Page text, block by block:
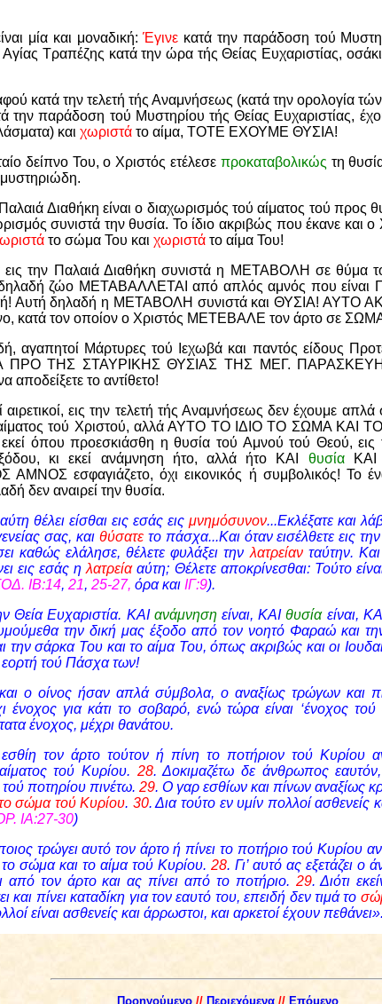
μία και μοναδική:Έγινε κατά την παράδοση τού
Αγίας Τραπέζης κατά την ώρα τής Θείας Ευχαριστίας,
κατά την τελετή τής Αναμνήσεως (κατά την ορολογία
την παράδοση τού Μυστηρίου τής Θείας Ευχαριστίας,
και χωριστά το αίμα, ΤΟΤΕ ΕΧΟΥΜΕ ΘΥΣΙΑ!
δείπνο Του, ο Χριστός ετέλεσε προκαταβολικώς τη
μυστηριώδη.
Διαθήκη είναι ο διαχωρισμός τού αίματος τού
συνιστά την θυσία. Το ίδιο ακριβώς που έκανε και ο
το σώμα Του και χωριστά το αίμα Του!
εις την Παλαιά Διαθήκη συνιστά η ΜΕΤΑΒΟΛΗ σε θύμα
ζώο ΜΕΤΑΒΑΛΛΕΤΑΙ από απλός αμνός που
Αυτή δηλαδή η ΜΕΤΑΒΟΛΗ συνιστά και ΘΥΣΙΑ! ΑΥΤΟ
κατά τον οποίον ο Χριστός ΜΕΤΕΒΑΛΕ τον άρτο σε ΣΩΜΑ
αγαπητοί Μάρτυρες τού Ιεχωβά και παντός είδους
ΠΡΟ ΤΗΣ ΣΤΑΥΡΙΚΗΣ ΘΥΣΙΑΣ ΤΗΣ ΜΕΓ.
αποδείξετε το αντίθετο!
εις την τελετή τής Αναμνήσεως δεν έχουμε
τού Χριστού, αλλά ΑΥΤΟ ΤΟ ΙΔΙΟ ΤΟ ΣΩΜΑ ΚΑΙ
εκεί όπου προεσκιάσθη η θυσία τού Αμνού τού Θεού,
κι εκεί ανάμνηση ήτο, αλλά ήτο ΚΑΙ θυσία
ΑΜΝΟΣ εσφαγιάζετο, όχι εικονικός ή συμβολικός!Το
δεν αναιρεί την θυσία.
θέλει είσθαι εις εσάς εις μνημόσυνον...Εκλέξατε και
σας, και θύσατε το πάσχα...Και όταν εισέλθετε εις
καθώς ελάλησε, θέλετε φυλάξει την λατρείαν ταύτην.
εις εσάς ηλατρείααύτη; Θέλετε αποκρίνεσθαι: Τούτο
ΙΒ:14, 21, 25-27, όρα και ΙΓ:9).
Θεία Ευχαριστία. ΚΑΙ ανάμνηση είναι, ΚΑΙθυσία είναι,
την δική μας έξοδο από τον νοητό Φαραώ και
την σάρκα Του και το αίμα Του, όπως ακριβώς και οι
εορτή τού Πάσχα των!
ο οίνος ήσαν απλά σύμβολα, ο αναξίως τρώγων και
ένοχος για κάτι το σοβαρό, ενώ τώρα είναι ‘ένοχος τού
ένοχος, μέχρι θανάτου.
τον άρτο τούτον ή πίνη το ποτήριον τού Κυρίου
τού Κυρίου. 28. Δοκιμαζέτω δε άνθρωπος
τού ποτηρίου πινέτω. 29. Ο γαρ εσθίων και πίνων αναξίως
σώμα τού Κυρίου. 30. Δια τούτο εν υμίν πολλοί ασθενείς
ΙΑ:27-30)
τρώγει αυτό τον άρτο ή πίνει το ποτήριο τού Κυρίου
σώμα και το αίμα τού Κυρίου. 28. Γι’ αυτό ας εξετάζει ο
από τον άρτο και ας πίνει από το ποτήριο. 29. Διότι
και πίνει καταδίκη για τον εαυτό του, επειδή δεν τιμά το
είναι ασθενείς και άρρωστοι, και αρκετοί έχουν πεθάνει».
Προηγούμενο // Περιεχόμενα // Επόμενο